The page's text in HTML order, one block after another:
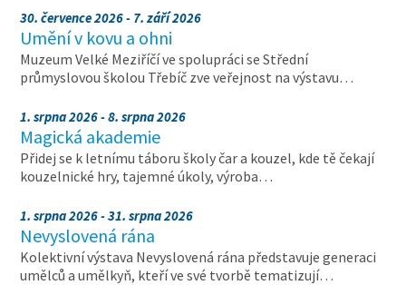
30. července 2026 - 7. září 2026
Umění v kovu a ohni
Muzeum Velké Meziříčí ve spolupráci se Střední
průmyslovou školou Třebíč zve veřejnost na výstavu…
1. srpna 2026 - 8. srpna 2026
Magická akademie
Přidej se k letnímu táboru školy čar a kouzel, kde tě čekají
kouzelnické hry, tajemné úkoly, výroba…
1. srpna 2026 - 31. srpna 2026
Nevyslovená rána
Kolektivní výstava Nevyslovená rána představuje generaci
umělců a umělkyň, kteří ve své tvorbě tematizují…